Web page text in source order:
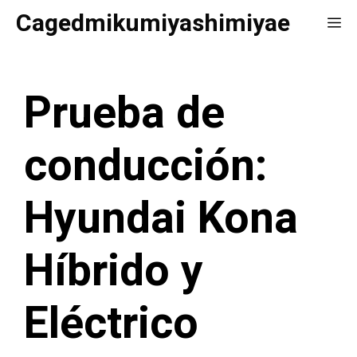
SaltarCagedmikumiyashimiyae
Prueba de
conducción:
Hyundai Kona
Híbrido y
Eléctrico